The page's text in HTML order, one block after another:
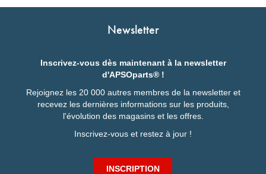
Newsletter
Inscrivez-vous dès maintenant à la newsletter
d'APSOparts® !
Rejoignez les 20 000 autres membres de la newsletter et
recevez les dernières informations sur les produits,
l'évolution des magasins et les offres.
Inscrivez-vous et restez à jour !
INSCRIPTION